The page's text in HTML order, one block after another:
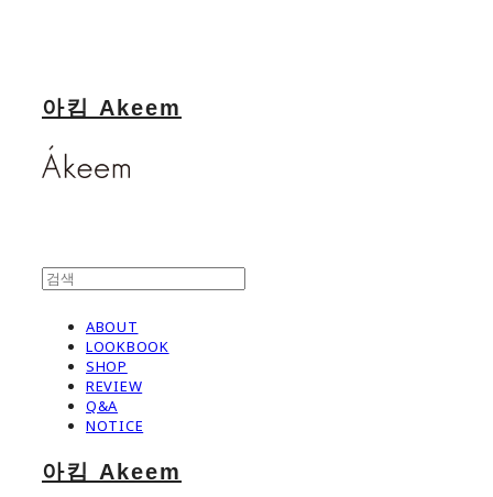
아킴 Akeem
ABOUT
LOOKBOOK
SHOP
REVIEW
Q&A
NOTICE
아킴 Akeem